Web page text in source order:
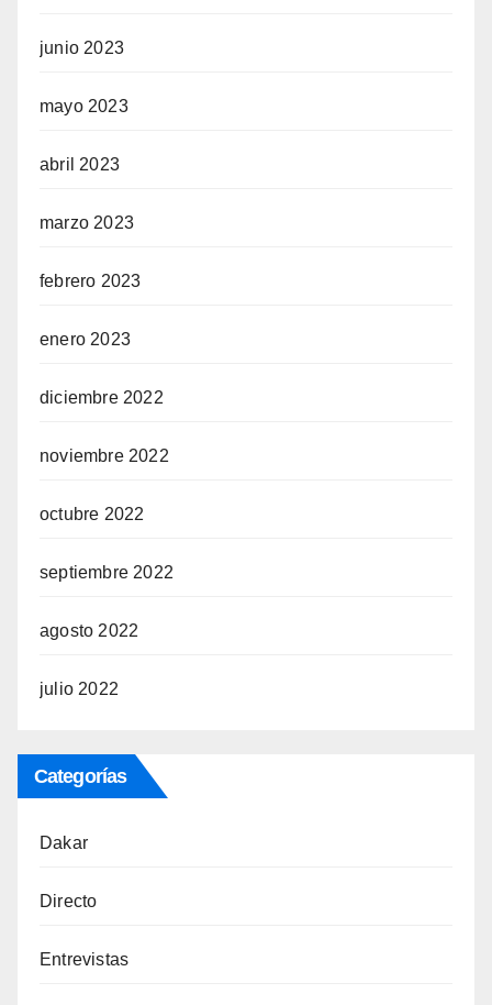
junio 2023
mayo 2023
abril 2023
marzo 2023
febrero 2023
enero 2023
diciembre 2022
noviembre 2022
octubre 2022
septiembre 2022
agosto 2022
julio 2022
Categorías
Dakar
Directo
Entrevistas